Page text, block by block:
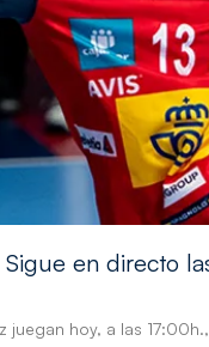
en directo
juegan hoy, a las